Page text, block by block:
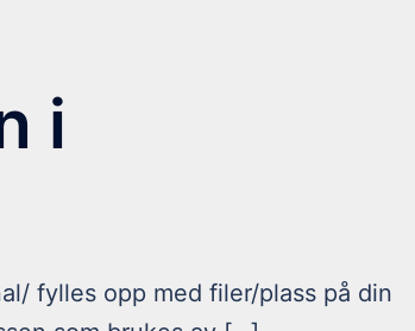
i
fylles opp med filer/plass på din